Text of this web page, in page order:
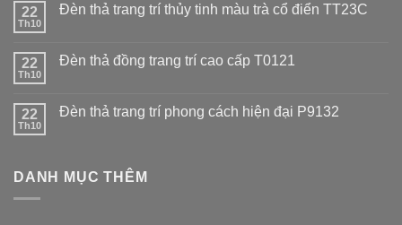
22
Th10
Đèn thả trang trí thủy tinh màu trà cổ điển TT23C
22
Th10
Đèn thả đồng trang trí cao cấp T0121
22
Th10
Đèn thả trang trí phong cách hiện đại P9132
DANH MỤC THÊM